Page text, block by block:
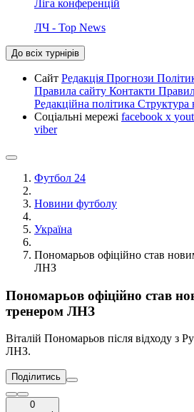
Ліга конференцій
ЛЧ - Top News
До всіх турнірів
Сайт Редакція Прогнози
Правила сайту Контакти
Редакційна політика Структура
Соціальні мережі facebook x
viber
Футбол 24
Новини футболу
Україна
Пономарьов офіційно став
ЛНЗ
Пономарьов офіційно став
тренером ЛНЗ
Віталій Пономарьов після відходу з
ЛНЗ.
Поділитись
0